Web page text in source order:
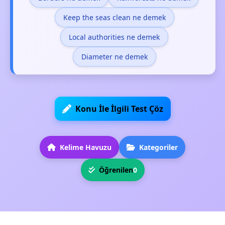
Keep the seas clean ne demek
Local authorities ne demek
Diameter ne demek
Konu İle İlgili Test Çöz
Kelime Havuzu Kategoriler
Öğrenilen0